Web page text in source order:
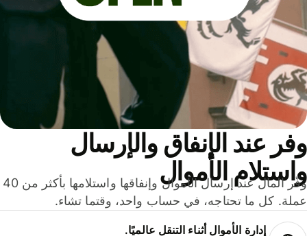
عند الإنفاق والإرسال
الأموال
وفّر المال عند إرسال الأموال وإنفاقها واستلامها بأكثر من 40
كل ما تحتاجه، في حساب واحد، وقتما تشاء.
إدارة الأموال أثناء التنقل عالميًا.